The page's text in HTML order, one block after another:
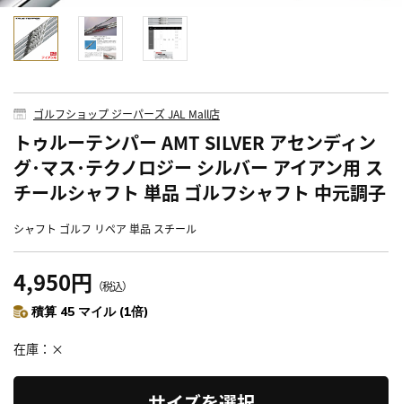
ゴルフショップ ジーパーズ JAL Mall店
トゥルーテンパー AMT SILVER アセンディン
グ･マス･テクノロジー シルバー アイアン用 ス
チールシャフト 単品 ゴルフシャフト 中元調子
シャフト ゴルフ リペア 単品 スチール
4,950円 （税込）
積算 45 マイル (1倍)
在庫 ×